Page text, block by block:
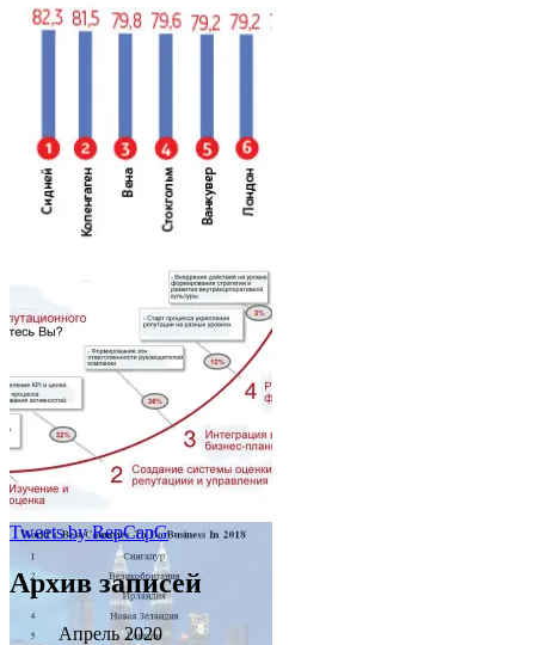
Tweets by RepCapG
Архив записей
Апрель 2020